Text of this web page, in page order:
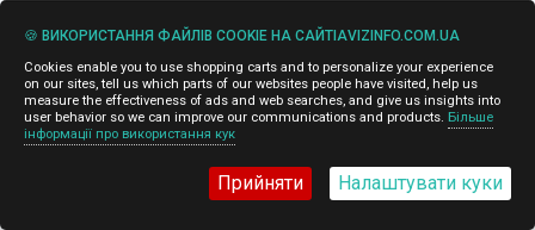
🍪 ВИКОРИСТАННЯ ФАЙЛІВ COOKIE НА САЙТІAVIZINFO.COM.UA
Cookies enable you to use shopping carts and to personalize your experience
on our sites, tell us which parts of our websites people have visited, help us
measure the effectiveness of ads and web searches, and give us insights into
user behavior so we can improve our communications and products. Більше
інформації про використання кук
Прийняти Налаштувати куки